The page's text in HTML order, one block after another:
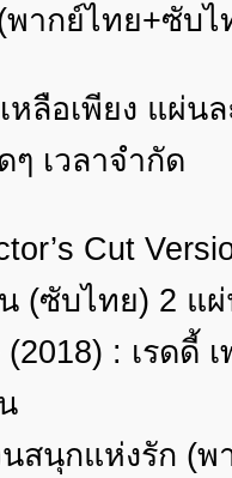
พากย์ไทย+ซับ
ลือเพียง แผ่น
ๆ เวลาจำกัด
Cut
(ซับไทย) 2 แ
(2018) : เรดดี้
นสนุกแห่งรัก (